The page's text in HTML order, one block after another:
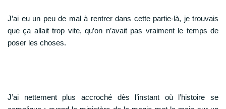
J’ai eu un peu de mal à rentrer dans cette partie-là, je trouvais
que ça allait trop vite, qu’on n’avait pas vraiment le temps de
poser les choses.
J’ai nettement plus accroché dès l’instant où l’histoire se